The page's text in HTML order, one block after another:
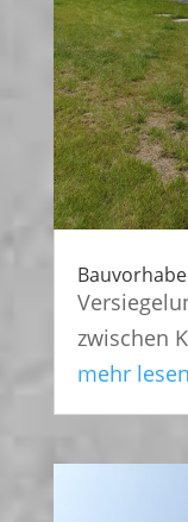
zwischen
mehr lesen